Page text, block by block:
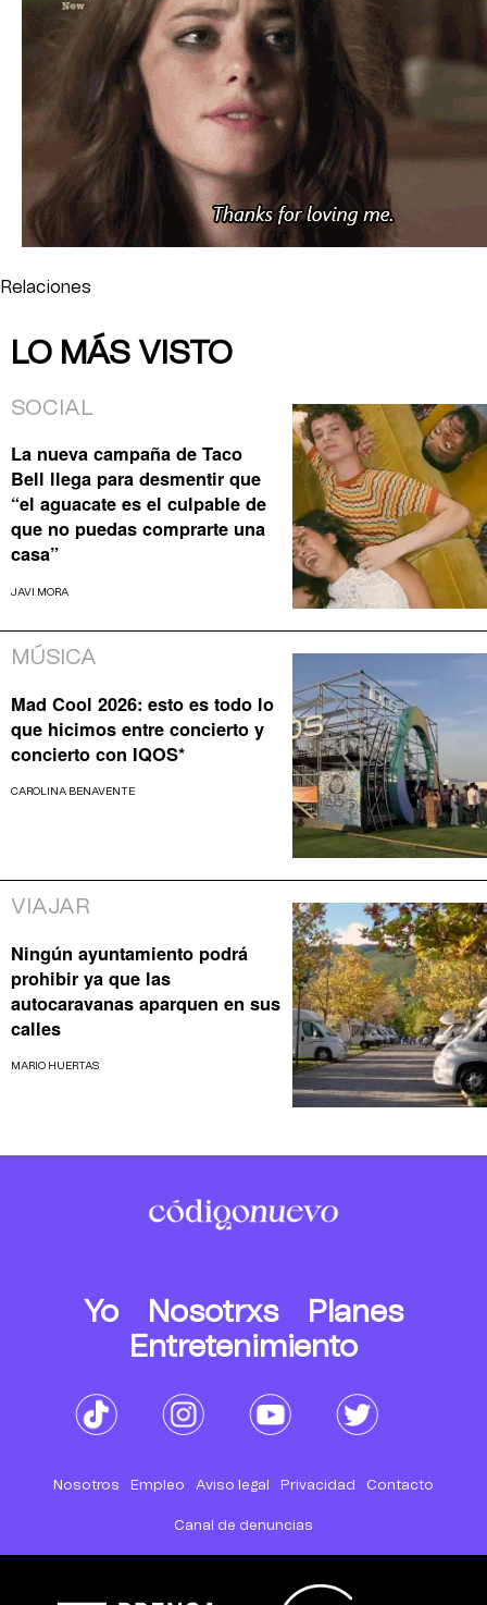
Relaciones
LO MÁS VISTO
SOCIAL
La nueva campaña de Taco
Bell llega para desmentir que
“el aguacate es el culpable de
que no puedas comprarte una
casa”
JAVI MORA
MÚSICA
Mad Cool 2026: esto es todo lo
que hicimos entre concierto y
concierto con IQOS*
CAROLINA BENAVENTE
VIAJAR
Ningún ayuntamiento podrá
prohibir ya que las
autocaravanas aparquen en sus
calles
MARIO HUERTAS
Yo Nosotrxs
Planes
Entretenimiento
Nosotros Empleo Aviso legal Privacidad Contacto
Canal de denuncias